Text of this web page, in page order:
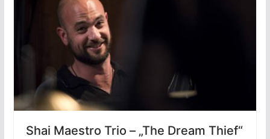
Shai Maestro Trio – „The Dream Thief“